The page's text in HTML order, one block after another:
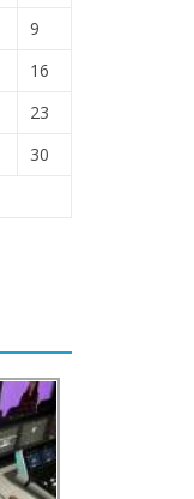
9
16
23
30